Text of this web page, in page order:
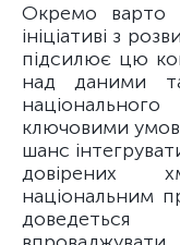
Окремо варто
ініціативі з
підсилює цю
над даними
ключовими
шанс
довірених
національним
доведеться